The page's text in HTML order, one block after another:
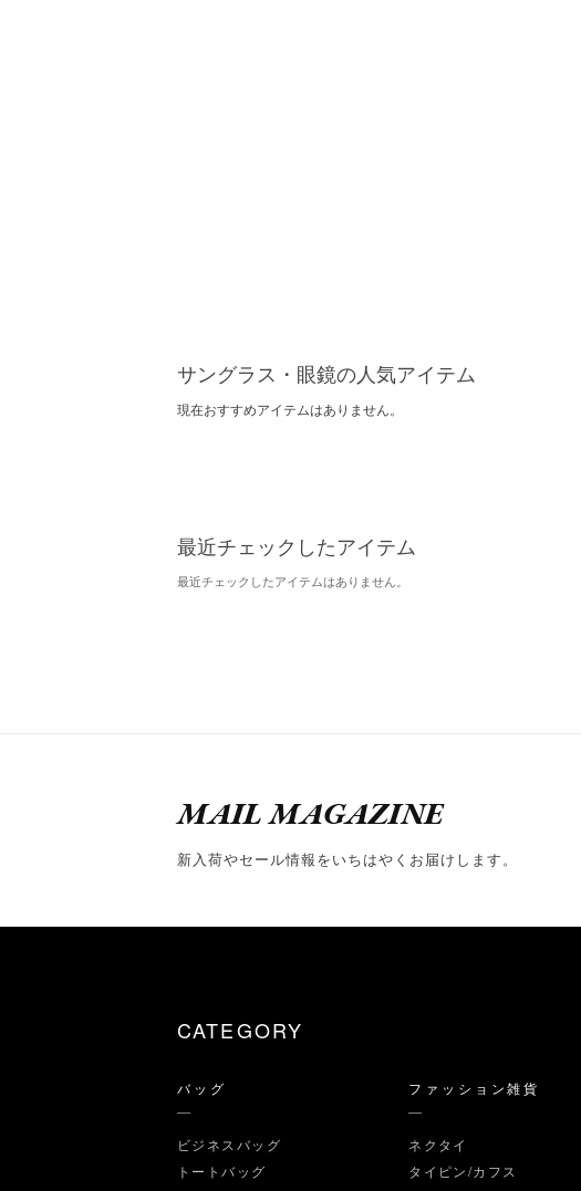
サングラス・眼鏡の人気アイテム
現在おすすめアイテムはありません。
最近チェックしたアイテム
最近チェックしたアイテムはありません。
MAIL MAGAZINE
新入荷やセール情報をいちはやくお届けします。
CATEGORY
バッグ
ビジネスバッグ
トートバッグ
ファッション雑貨
ネクタイ
タイピン/カフス